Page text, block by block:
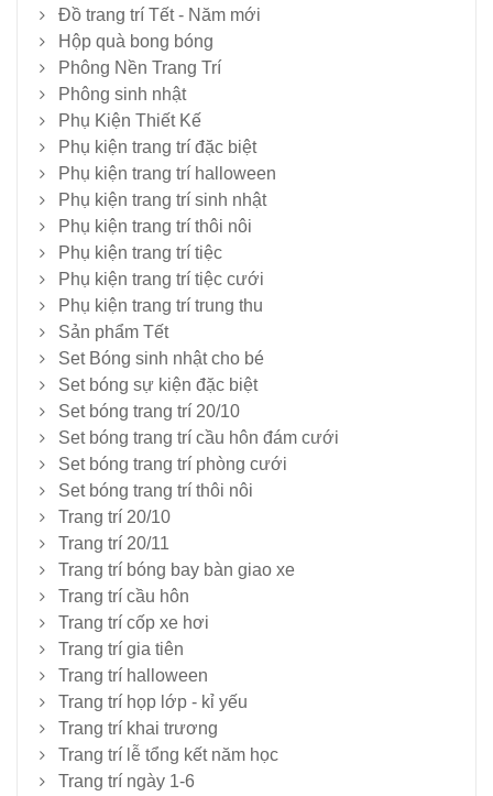
Đồ trang trí Tết - Năm mới
Hộp quà bong bóng
Phông Nền Trang Trí
Phông sinh nhật
Phụ Kiện Thiết Kế
Phụ kiện trang trí đặc biệt
Phụ kiện trang trí halloween
Phụ kiện trang trí sinh nhật
Phụ kiện trang trí thôi nôi
Phụ kiện trang trí tiệc
Phụ kiện trang trí tiệc cưới
Phụ kiện trang trí trung thu
Sản phẩm Tết
Set Bóng sinh nhật cho bé
Set bóng sự kiện đặc biệt
Set bóng trang trí 20/10
Set bóng trang trí cầu hôn đám cưới
Set bóng trang trí phòng cưới
Set bóng trang trí thôi nôi
Trang trí 20/10
Trang trí 20/11
Trang trí bóng bay bàn giao xe
Trang trí cầu hôn
Trang trí cốp xe hơi
Trang trí gia tiên
Trang trí halloween
Trang trí họp lớp - kỉ yếu
Trang trí khai trương
Trang trí lễ tổng kết năm học
Trang trí ngày 1-6